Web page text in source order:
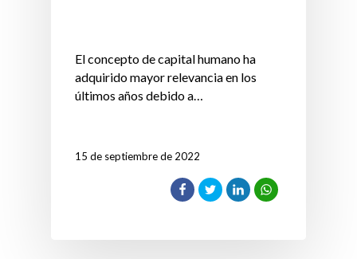
El concepto de capital humano ha
adquirido mayor relevancia en los
últimos años debido a…
15 de septiembre de 2022